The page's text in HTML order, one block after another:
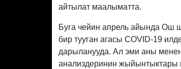
айтылат маалыматта.
Буга чейин апрель айында Ош
бир тууган агасы COVID-19
дарыланууда. Ал эми аны
анализдеринин жыйынтыктары